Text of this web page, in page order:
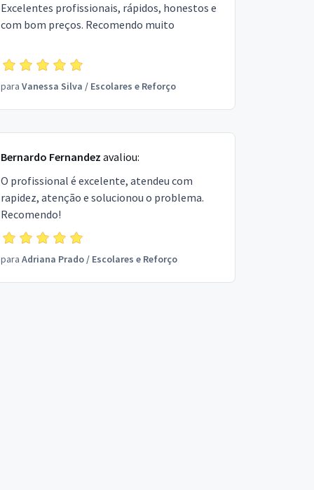
Excelentes profissionais, rápidos, honestos e
com bom preços. Recomendo muito
para Vanessa Silva / Escolares e Reforço
Bernardo Fernandez avaliou:
O profissional é excelente, atendeu com
rapidez, atenção e solucionou o problema.
Recomendo!
para Adriana Prado/ Escolares e Reforço